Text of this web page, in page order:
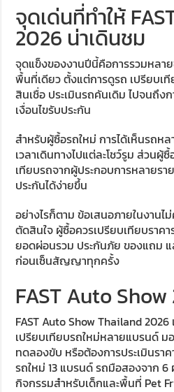
จุดเด่นที่ทำให้
2026 น่าเดินชม
จุดแข็งของงานปีนี้คือการรวมหลา
พื้นที่เดียว ตั้งแต่การดูรถ เปรียบเ
สินเชื่อ ประเมินรถคันเดิม ไปจนถึง
เงื่อนไขรับประกัน
สำหรับผู้ซื้อรถใหม่ การได้เห็นรถ
เวลาเดินทางไปแต่ละโชว์รูม ส่วนผู้
เทียบรถจากผู้ประกอบการหลายรา
ประกันได้ง่ายขึ้น
อย่างไรก็ตาม ข้อเสนอภายในงานไ
ตัดสินใจ ผู้ซื้อควรเปรียบเทียบราค
ยอดผ่อนรวม ประกันภัย ของแถม แ
ก่อนเซ็นสัญญาทุกครั้ง
FAST Auto
FAST Auto Show Thailand
เปรียบเทียบรถใหม่หลายแบรนด์
ทดลองขับ หรือต้องการประเมินรา
รถใหม่ 13 แบรนด์ รถมือสองจาก
กิจกรรมสำหรับเด็กและพื้นที่ Pet